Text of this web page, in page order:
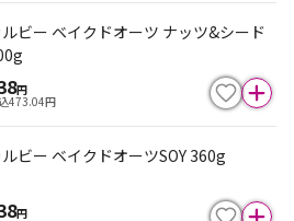
ビー ベイクドオーツ ナッツ&シード
円
473.04円
ビー ベイクドオーツSOY 360g
円